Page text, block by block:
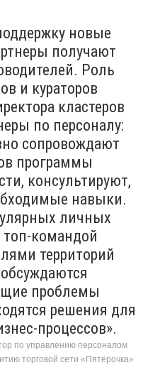
новые
получают
Роль
и кураторов
кластеров
по персоналу:
сопровождают
программы
консультируют,
навыки.
личных
топ-командой
территорий
проблемы
решения для
процессов».
по управлению персоналом
торговой сети «Пятёрочка»